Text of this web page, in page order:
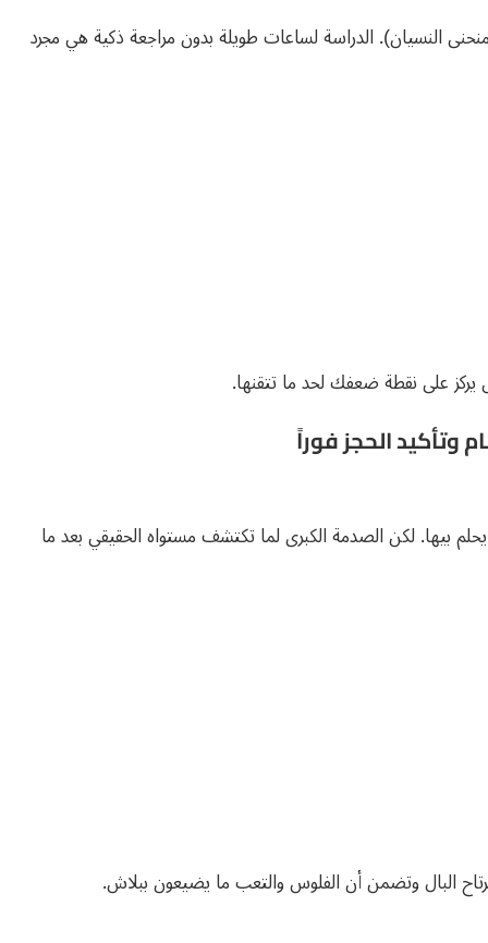
النسيان). الدراسة لساعات طويلة بدون مراجعة ذكية هي مجرد
على نقطة ضعفك لحد ما تتقنها.
وتأكيد الحجز فوراً
بيها. لكن الصدمة الكبرى لما تكتشف مستواه الحقيقي بعد ما
البال وتضمن أن الفلوس والتعب ما يضيعون ببلاش.